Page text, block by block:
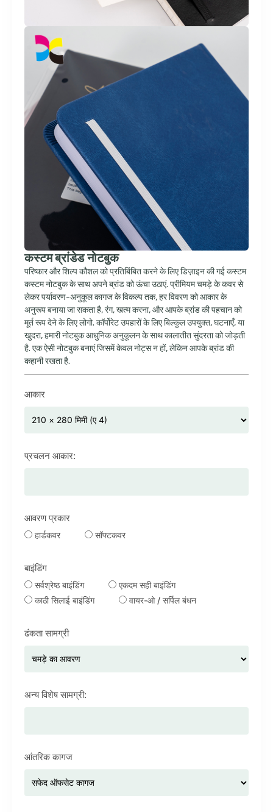
कस्टम ब्रांडेड नोटबुक
परिष्कार और शिल्प कौशल को प्रतिबिंबित करने के लिए डिज़ाइन की गई कस्टम
कस्टम नोटबुक के साथ अपने ब्रांड को ऊंचा उठाएं. प्रीमियम चमड़े के कवर से
लेकर पर्यावरण-अनुकूल कागज के विकल्प तक, हर विवरण को आकार के
अनुरूप बनाया जा सकता है, रंग, खत्म करना, और आपके ब्रांड की पहचान को
मूर्त रूप देने के लिए लोगो. कॉर्पोरेट उपहारों के लिए बिल्कुल उपयुक्त, घटनाएँ, या
खुदरा, हमारी नोटबुक आधुनिक अनुकूलन के साथ कालातीत सुंदरता को जोड़ती
है. एक ऐसी नोटबुक बनाएं जिसमें केवल नोट्स न हों, लेकिन आपके ब्रांड की
कहानी रखता है.
आकार
प्रचलन आकार:
आवरण प्रकार
हार्डकवर सॉफ्टकवर
बाइंडिंग
सर्वश्रेष्ठ बाइंडिंग
एकदम सही बाइंडिंग
काठी सिलाई बाइंडिंग
वायर-ओ / सर्पिल बंधन
ढंकता सामग्री
अन्य विशेष सामग्री:
आंतरिक कागज